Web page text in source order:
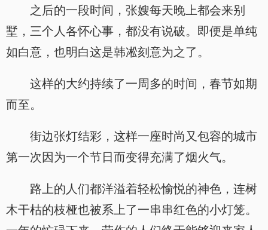
之后的一段时间，张嫂每天晚上都会来别
墅，三个人各怀心事，都没有说破。即便是单纯
如白意，也明白这是韩凇刻意为之了。
这样的大约持续了一周多的时间，春节如期
而至。
街边张灯结彩，这样一座时尚又包容的城市
第一次因为一个节日而变得充满了烟火气。
路上的人们都洋溢着轻松愉悦的神色，连树
木干枯的枝桠也被系上了一串串红色的小灯笼。